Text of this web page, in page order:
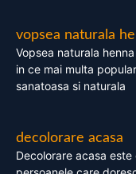
vopsea naturala
Vopsea naturala
in ce mai multa
sanatoasa si naturala
decolorare acasa
Decolorare acasa